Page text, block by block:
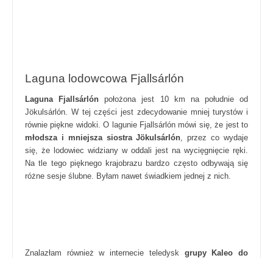
Laguna lodowcowa Fjallsárlón
Laguna Fjallsárlón położona jest 10 km na południe od
Jökulsárlón. W tej części jest zdecydowanie mniej turystów i
równie piękne widoki. O lagunie Fjallsárlón mówi się, że jest to
młodsza i mniejsza siostraJökulsárlón , przez co wydaje
się, że lodowiec widziany w oddali jest na wycięgnięcie ręki.
Na tle tego pięknego krajobrazu bardzo często odbywają się
różne sesje ślubne. Byłam nawet świadkiem jednej z nich.
Znalazłam również w internecie teledysk grupy Kaleo do